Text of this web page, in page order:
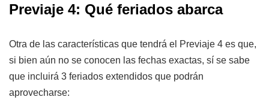
Previaje 4: Qué feriados abarca
Otra de las características que tendrá el Previaje 4 es que,
si bien aún no se conocen las fechas exactas, sí se sabe
que incluirá 3 feriados extendidos que podrán
aprovecharse: